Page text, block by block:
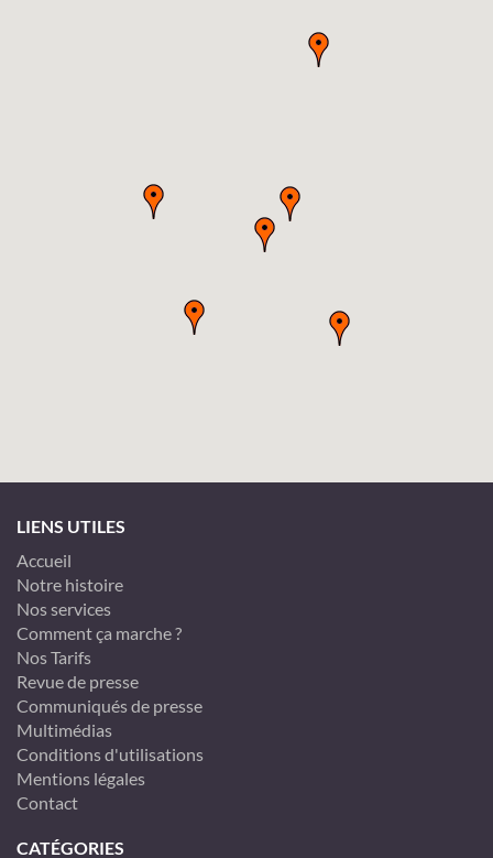
LIENS UTILES
Accueil
Notre histoire
Nos services
Comment ça marche ?
Nos Tarifs
Revue de presse
Communiqués de presse
Multimédias
Conditions d'utilisations
Mentions légales
Contact
CATÉGORIES